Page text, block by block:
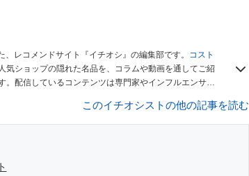
レコメンドサイト『イチオシ』の編集部です。
コスト
気ショップの隠れた名品を、コラムや動画を通してご紹
配信しているコンテンツは専門家やインフルエンサー
このイチオシストの他の記事を読む